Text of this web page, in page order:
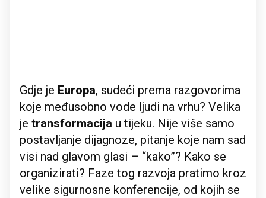
Gdje je Europa, sudeći prema razgovorima
koje međusobno vode ljudi na vrhu? Velika
je transformacija u tijeku. Nije više samo
postavljanje dijagnoze, pitanje koje nam sad
visi nad glavom glasi – “kako”? Kako se
organizirati? Faze tog razvoja pratimo kroz
velike sigurnosne konferencije, od kojih se